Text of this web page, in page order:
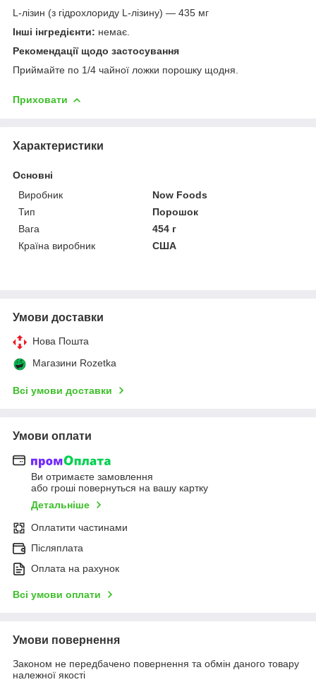
L-лізин (з гідрохлориду L-лізину) — 435 мг
Інші інгредієнти: немає.
Рекомендації щодо застосування
Приймайте по 1/4 чайної ложки порошку щодня.
Приховати
Характеристики
Основні
Виробник
Now Foods
Тип
Порошок
Вага
454 г
Країна виробник
США
Умови доставки
Нова Пошта
Магазини Rozetka
Всі умови доставки
Умови оплати
Ви отримаєте замовлення
або гроші повернуться на вашу картку
Детальніше
Оплатити частинами
Післяплата
Оплата на рахунок
Всі умови оплати
Умови повернення
Законом не передбачено повернення та обмін даного товару
належної якості